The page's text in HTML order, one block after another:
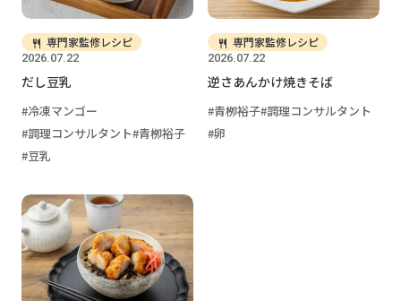
2026.07.22
専門家監修レシピ
だし豆乳
冷凍マンゴー
調理コンサルタント 青栁裕子
豆乳
2026.07.22
専門家監修レシピ
逆さあんかけ焼きそば
青栁裕子 調理コンサルタント
卵